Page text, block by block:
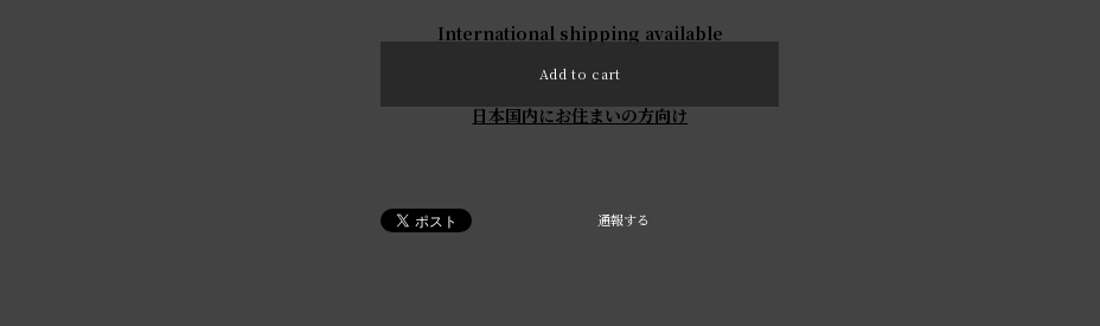
International shipping available
Add to cart
日本国内にお住まいの方向け
通報する